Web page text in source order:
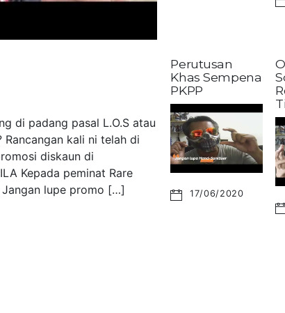
di padang pasal L.O.S atau
Rancangan kali ni telah di
diskaun di
Kepada peminat Rare
Jangan lupe promo […]
Perutusan
Khas Sempena
PKPP
17/06/2020